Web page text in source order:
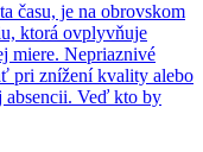
času, je na obrovskom
ktorá ovplyvňuje
miere. Nepriaznivé
pri znížení kvality alebo
absencii. Veď kto by